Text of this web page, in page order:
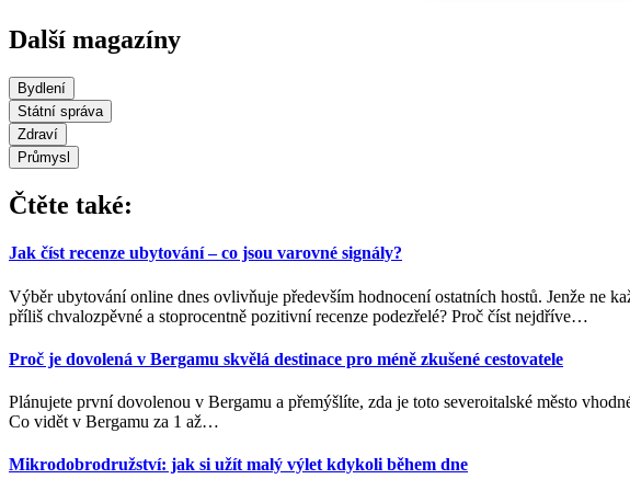
Další magazíny
Bydlení
Státní správa
Zdraví
Průmysl
Čtěte také:
Jak číst recenze ubytování – co jsou varovné signály?
Výběr ubytování online dnes ovlivňuje především hodnocení ostatních hostů. Jenže ne
příliš chvalozpěvné a stoprocentně pozitivní recenze podezřelé? Proč číst nejdříve…
Proč je dovolená v Bergamu skvělá destinace pro méně zkušené cestovatele
Plánujete první dovolenou v Bergamu a přemýšlíte, zda je toto severoitalské město
Co vidět v Bergamu za 1 až…
Mikrodobrodružství: jak si užít malý výlet kdykoli během dne